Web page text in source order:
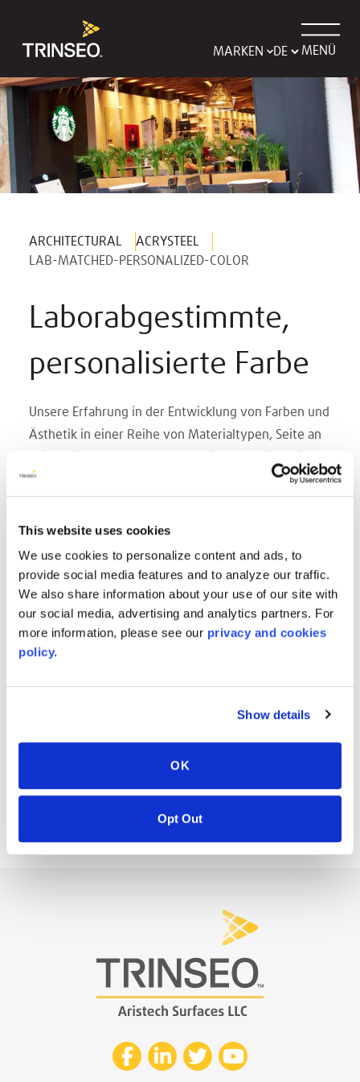
This website uses cookies
We use cookies to personalize content and ads, to
provide social media features and to analyze our traffic.
We also share information about your use of our site with
our social media, advertising and analytics partners. For
more information, please see our privacy and cookies
policy.
Show details
OK
Opt Out
MARKEN MENÜ
ARCHITECTURAL
ACRYSTEEL
LAB-MATCHED-PERSONALIZED-COLOR
Laborabgestimmte,
personalisierte Farbe
Unsere Erfahrung in der Entwicklung von Farben und
Ästhetik in einer Reihe von Materialtypen, Seite an
immer wieder als partnerschaftliches und
Farblabor kann auf über 100 Jahre gebündelte
Ihren Schwierigkeiten, die besonderen
Anforderungen Ihrer Kunden zu erfüllen, einfach zu
uns, wir finden eine Lösung.
Wenden Sie sich an Ihren Regional Manager für
weitere Informationen zu diesem Programm und